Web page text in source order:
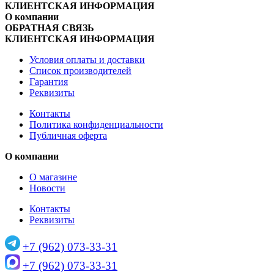
КЛИЕНТСКАЯ ИНФОРМАЦИЯ
О компании
ОБРАТНАЯ СВЯЗЬ
КЛИЕНТСКАЯ ИНФОРМАЦИЯ
Условия оплаты и доставки
Список производителей
Гарантия
Реквизиты
Контакты
Политика конфиденциальности
Публичная оферта
О компании
О магазине
Новости
Контакты
Реквизиты
+7 (962) 073-33-31
+7 (962) 073-33-31